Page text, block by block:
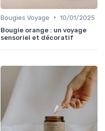
Bougies Voyage • 10/01/2025
Bougie orange : un voyage
sensoriel et décoratif